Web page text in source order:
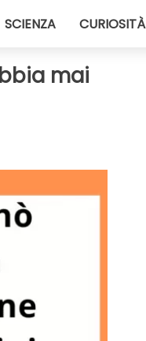
SCIENZA CURIOSITÀ
mai